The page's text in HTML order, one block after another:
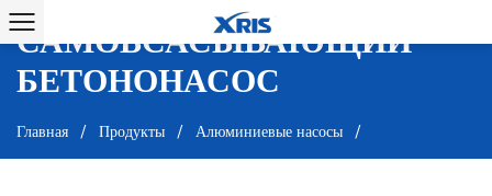
САМОВСАСЫВАЮЩИЙ
БЕТОНОНАСОС
Главная / Продукты / Алюминиевые насосы
/
Самовсасывающий бетононасос